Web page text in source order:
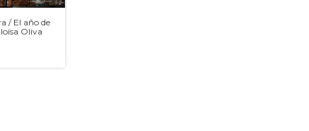
/ El año de
Oliva